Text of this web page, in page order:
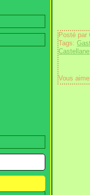
Posté par
Tags:
Castellane
Vous